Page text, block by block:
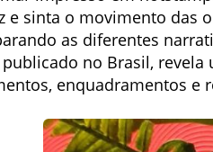
e sinta o movimento das
as diferentes
no Brasil,
enquadramentos e